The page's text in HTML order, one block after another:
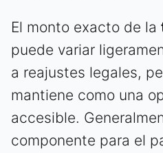
El monto exacto de la
puede variar
a reajustes legales,
mantiene como una
accesible.
componente para el